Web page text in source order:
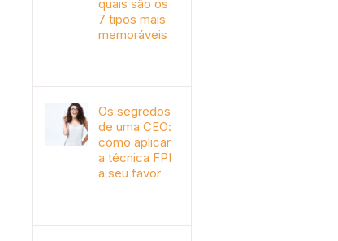
quais são os
7 tipos mais
memoráveis
Os segredos
de uma CEO:
como aplicar
a técnica FPI
a seu favor